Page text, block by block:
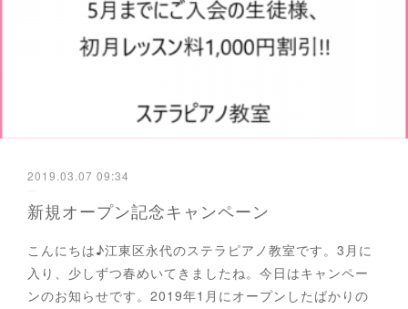
2019.03.07 09:34
新規オープン記念キャンペーン
こんにちは♪江東区永代のステラピアノ教室です。3月に
入り、少しずつ春めいてきましたね。今日はキャンペー
ンのお知らせです。2019年1月にオープンしたばかりの